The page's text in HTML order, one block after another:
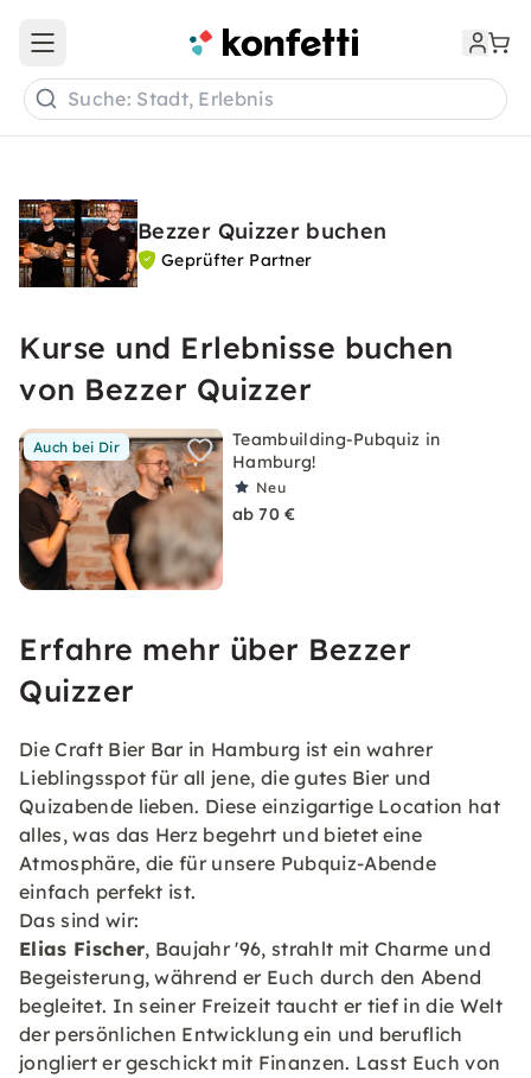
Open main menu
Suche: Stadt, Erlebnis
Bezzer Quizzer buchen
Geprüfter Partner
Kurse und Erlebnisse buchen
von Bezzer Quizzer
Auch bei Dir
Teambuilding-Pubquiz in
Hamburg!
Neu
ab 70 €
Erfahre mehr über Bezzer
Quizzer
Die Craft Bier Bar in Hamburg ist ein wahrer
Lieblingsspot für all jene, die gutes Bier und
Quizabende lieben. Diese einzigartige Location hat
alles, was das Herz begehrt und bietet eine
Atmosphäre, die für unsere Pubquiz-Abende
einfach perfekt ist.
Das sind wir:
Elias Fischer, Baujahr '96, strahlt mit Charme und
Begeisterung, während er Euch durch den Abend
begleitet. In seiner Freizeit taucht er tief in die Welt
der persönlichen Entwicklung ein und beruflich
jongliert er geschickt mit Finanzen. Lasst Euch von